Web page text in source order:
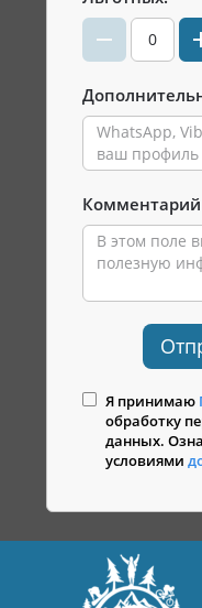
Комментарий
Я принимаю
обработку
данных.
условиями